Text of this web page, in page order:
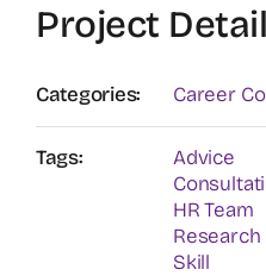
Project
Categories: Career
Tags:
Advice
HR Team
Research
Skill